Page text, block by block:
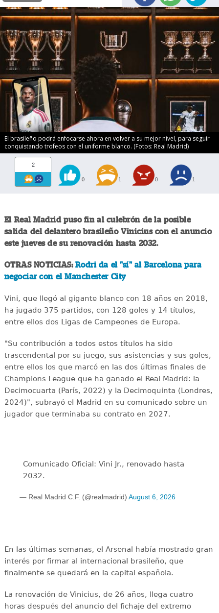
El brasileño podrá enfocarse ahora en volver a su mejor nivel, para seguir
conquistando trofeos con el uniforme blanco. (Fotos: Real Madrid)
2
0 1 0 1
El Real Madrid puso fin al culebrón de la posible
salida del delantero brasileño Vinicius con el anuncio
este jueves de su renovación hasta 2032.
OTRAS NOTICIAS: Rodri da el "sí" al Barcelona para
negociar con el Manchester City
Vini, que llegó al gigante blanco con 18 años en 2018,
ha jugado 375 partidos, con 128 goles y 14 títulos,
entre ellos dos Ligas de Campeones de Europa.
"Su contribución a todos estos títulos ha sido
trascendental por su juego, sus asistencias y sus goles,
entre ellos los que marcó en las dos últimas finales de
Champions League que ha ganado el Real Madrid: la
Decimocuarta (París, 2022) y la Decimoquinta (Londres,
2024)", subrayó el Madrid en su comunicado sobre un
jugador que terminaba su contrato en 2027.
Comunicado Oficial: Vini Jr., renovado hasta
2032.
— Real Madrid C.F. (@realmadrid) August 6, 2026
En las últimas semanas, el Arsenal había mostrado gran
interés por firmar al internacional brasileño, que
finalmente se quedará en la capital española.
La renovación de Vinicius, de 26 años, llega cuatro
horas después del anuncio del fichaje del extremo